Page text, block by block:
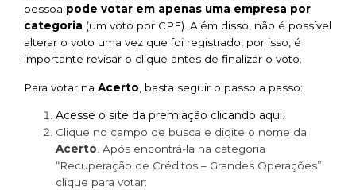
pessoa pode votar em apenas uma empresa por
categoria (um voto por CPF). Além disso, não é possível
alterar o voto uma vez que foi registrado, por isso, é
importante revisar o clique antes de finalizar o voto.
Para votar na Acerto , basta seguir o passo a passo:
Acesse o site da premiação clicando aqui
Clique no campo de busca e digite o nome da
Acerto . Após encontrá-la na categoria
“Recuperação de Créditos – Grandes Operações”
clique para votar: